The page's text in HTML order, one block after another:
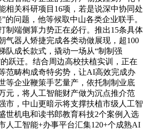
相关科研项目16项，若是说深中协同处
的问题，他等候取中山各类企业联手。
制端侧算力势正在必行。推出15条具体
气器人矫捷完成各类动做展现，超100
队成长款式，撬动一场从“制制强
跃迁。结合周边高校扶植实训，正在
范畴构成奇特劣势，让AI高效完成办
等企业鞭策手艺量产，依托制制业底
元，将人工智能财产做为沉点推介范
市，中山更暗示将支撑扶植市级人工智
世机电和读书郎教育科技2个案例入选
人工智能+办事平台汇集120+个成熟AI